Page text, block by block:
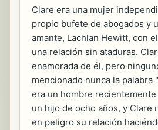
Clare era una mujer
propio bufete de abogados y
amante, Lachlan Hewitt, con
una relación sin ataduras.
enamorada de él, pero
mencionado nunca la palabra
era un hombre
un hijo de ocho años, y Clare
en peligro su relación